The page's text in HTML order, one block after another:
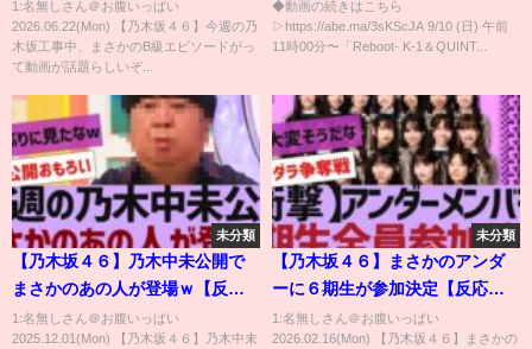
1:名無しさん＠お腹いっぱい
2026.06.22(Mon) 【乃木坂４６】今週の乃
木坂工事中、まさかのB級エピソードがっ
て動画が話題らしいぞ...
横浜アリーナ アベマビデオで公
開！
◆動画の続きはこちら
▷https://abe.ma/3sKScJA 9/10 (日) 午前
11時00分〜「Reboot- K-1＆QUINT...
未分類
【乃木坂４６】乃木中未公開で
まさかのあの人が登場ｗ【反応
集】
1:名無しさん＠お腹いっぱい
2025.12.01(Mon) 【乃木坂４６】乃木中未
未分類
【乃木坂４６】まさかのアンダ
ーに６期生が参加決定【反応
集】
1:名無しさん＠お腹いっぱい
2026.02.16(Mon) 【乃木坂４６】まさかの